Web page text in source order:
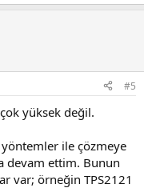
#5
yüksek değil.
ile çözmeye
devam ettim. Bunun
var; örneğin TPS2121